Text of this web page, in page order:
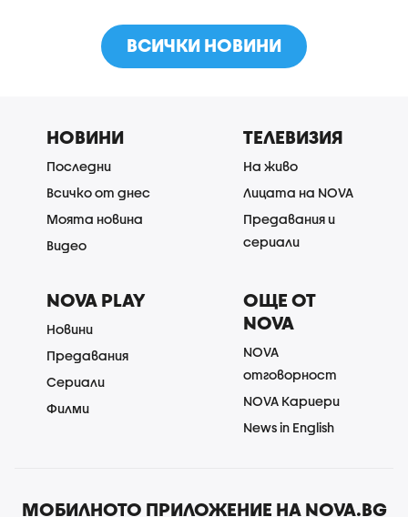
ВСИЧКИ НОВИНИ
НОВИНИ
Последни
Всичко от днес
Моята новина
Видео
ТЕЛЕВИЗИЯ
На живо
Лицата на NOVA
Предавания и
сериали
NOVA PLAY
Новини
Предавания
Сериали
Филми
ОЩЕ ОТ
NOVA
NOVA
отговорност
NOVA Кариери
News in English
МОБИЛНОТО ПРИЛОЖЕНИЕ НА NOVA.BG